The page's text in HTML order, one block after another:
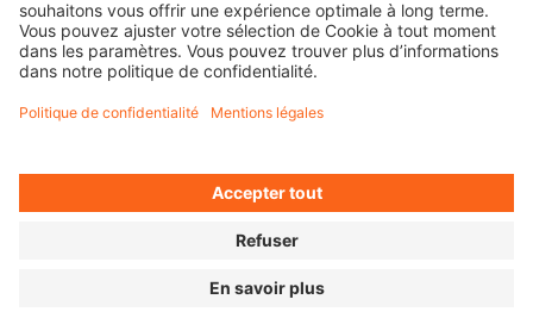
DÉCLARATION D’ACCESSIBILITÉINFORMATIONS LÉGALES
SE RÉTRACTER
© 2026 MOVING ADVENTURES MEDIEN GMBH